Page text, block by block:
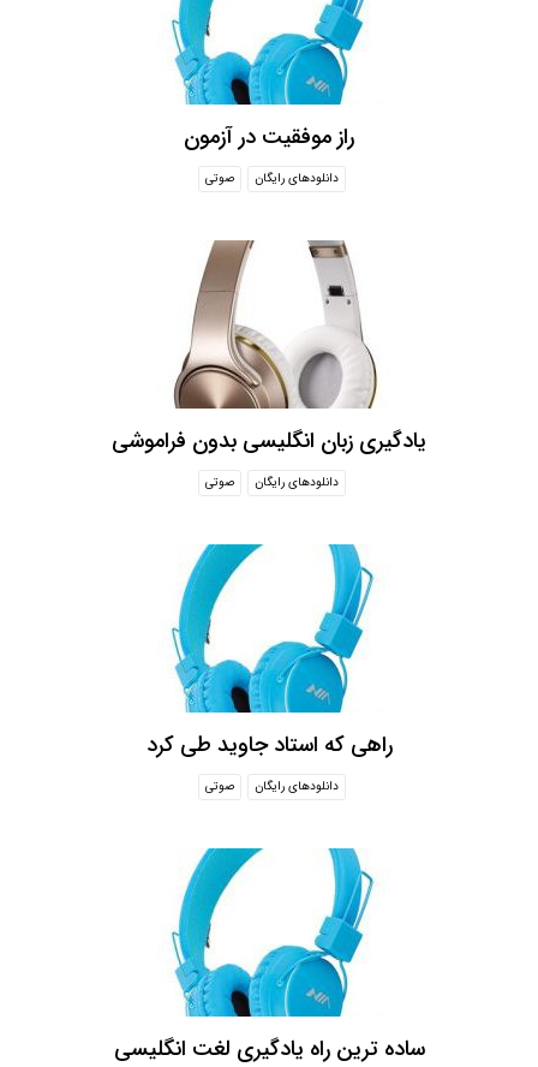
راز موفقیت در آزمون
دانلودهای رایگان صوتی
یادگیری زبان انگلیسی بدون فراموشی
دانلودهای رایگان صوتی
راهی که استاد جاوید طی کرد
دانلودهای رایگان صوتی
ساده ترین راه یادگیری لغت انگلیسی